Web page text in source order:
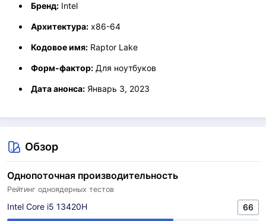
Бренд: Intel
Архитектура: x86-64
Кодовое имя: Raptor Lake
Форм-фактор: Для ноутбуков
Дата анонса: Январь 3, 2023
Обзор
Однопоточная производительность
Рейтинг одноядерных тестов
Intel Core i5 13420H 66